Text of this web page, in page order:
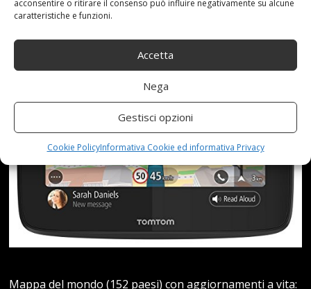
acconsentire o ritirare il consenso può influire negativamente su alcune
caratteristiche e funzioni.
Accetta
Nega
Gestisci opzioni
Cookie PolicyInformativa Cookie ed informativa Privacy
FREE, NERO [VERSIONE EU]
Mappa del mondo (152 paesi) con aggiornamenti a vita: